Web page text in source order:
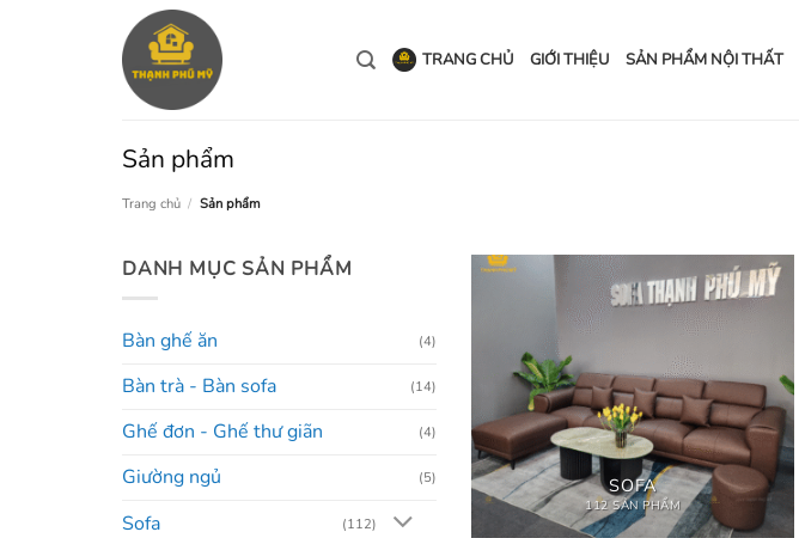
TRANG CHỦ GIỚI THIỆU SẢN PHẨM NỘI THẤT
Sản phẩm
Trang chủ / Sản phẩm
DANH MỤC SẢN PHẨM
Bàn ghế ăn (4)
Bàn trà - Bàn sofa (14)
Ghế đơn - Ghế thư giãn (4)
Giường ngủ (5)
Sofa (112)
SOFA
112 SẢN PHẨM